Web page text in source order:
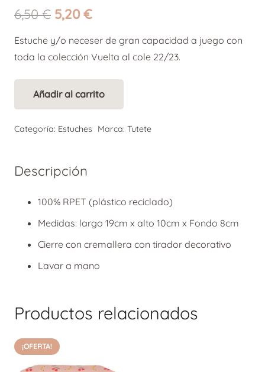
6,50€ El
original
era:
6,50 €.
5,20€El
actual
es:
5,20 €.
Estuche y/o neceser de gran capacidad a juego con
toda la colección Vuelta al cole 22/23.
Perritos
Añadir al carrito
Categoría: Estuches Marca: Tutete
Descripción
100% RPET (plástico reciclado)
Medidas: largo 19cm x alto 10cm x Fondo 8cm
Cierre con cremallera con tirador decorativo
Lavar a mano
Productos relacionados
¡OFERTA!